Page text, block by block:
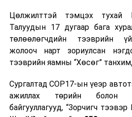
Цөлжилттэй тэмцэх тухай
Талуудын 17 дугаар бага
төлөөлөгчдийн тээврийн
жолооч нарт зориулсан
тээврийн яамны “Хөсөг”
Сургалтад COP17-ын үеэр
ажиллах төрийн болон
байгууллагууд, “Зорчигч